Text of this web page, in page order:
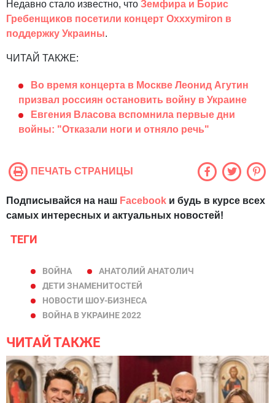
Недавно стало известно, что Земфира и Борис
Гребенщиков посетили концерт Oxxxymiron в
поддержку Украины.
ЧИТАЙ ТАКЖЕ:
Во время концерта в Москве Леонид Агутин
призвал россиян остановить войну в Украине
Евгения Власова вспомнила первые дни
войны: "Отказали ноги и отняло речь"
ПЕЧАТЬ СТРАНИЦЫ
Подписывайся на наш Facebook и будь в курсе всех
самых интересных и актуальных новостей!
ТЕГИ
ВОЙНА
АНАТОЛИЙ АНАТОЛИЧ
ДЕТИ ЗНАМЕНИТОСТЕЙ
НОВОСТИ ШОУ-БИЗНЕСА
ВОЙНА В УКРАИНЕ 2022
ЧИТАЙ ТАКЖЕ